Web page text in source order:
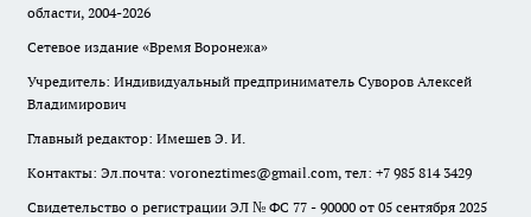
области, 2004-2026
Сетевое издание «Время Воронежа»
Учредитель: Индивидуальный предприниматель Суворов Алексей
Владимирович
Главный редактор: Имешев Э. И.
Контакты: Эл.почта: voroneztimes@gmail.com, тел: +7 985 814 3429
Свидетельство о регистрации ЭЛ № ФС 77 - 90000 от 05 сентября 2025